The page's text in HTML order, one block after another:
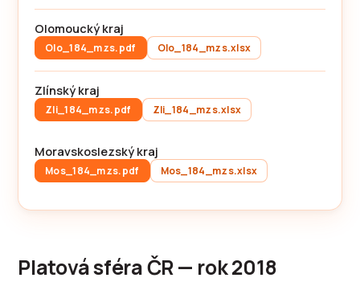
Olomoucký kraj
Olo_184_mzs.pdf Olo_184_mzs.xlsx
Zlínský kraj
Zli_184_mzs.pdf Zli_184_mzs.xlsx
Moravskoslezský kraj
Mos_184_mzs.pdf Mos_184_mzs.xlsx
Platová sféra ČR — rok 2018